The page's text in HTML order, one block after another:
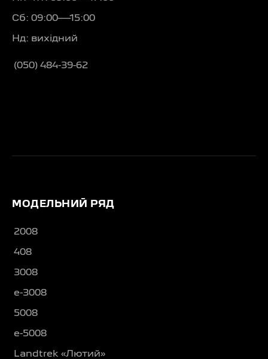
Сб: 09:00—15:00
Нд: вихідний
(050) 484-39-62
МОДЕЛЬНИЙ РЯД
2008
408
3008
e-3008
5008
e-5008
Landtrek «Лютий»